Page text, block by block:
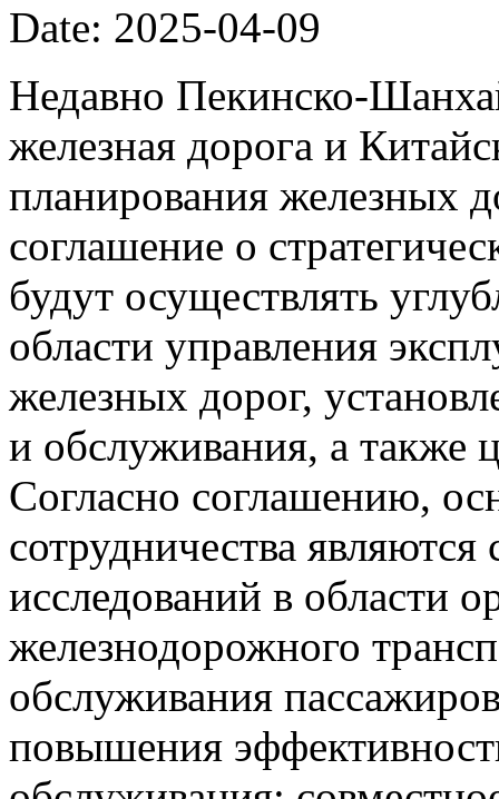
Date: 2025-04-09
Недавно Пекинско-
железная дорога и
планирования железных
соглашение о
будут осуществлять
области управления
железных дорог,
и обслуживания, а также
Согласно соглашению,
сотрудничества
исследований в области
железнодорожного
обслуживания
повышения